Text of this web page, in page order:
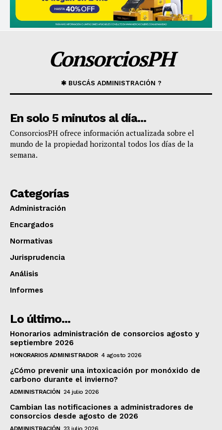
ConsorciosPH
✱ BUSCÁS ADMINISTRACIÓN ?
En solo 5 minutos al día...
​ConsorciosPH ofrece información actualizada sobre el
mundo de la propiedad horizontal todos los días de la
semana.
Categorías
Administración
Encargados
Normativas
Jurisprudencia
Análisis
Informes
Lo último...
Honorarios administración de consorcios agosto y
septiembre 2026
HONORARIOS ADMINISTRADOR 4 agosto 2026
¿Cómo prevenir una intoxicación por monóxido de
carbono durante el invierno?
ADMINISTRACIÓN 24 julio 2026
Cambian las notificaciones a administradores de
consorcios desde agosto de 2026
ADMINISTRACIÓN 23 julio 2026